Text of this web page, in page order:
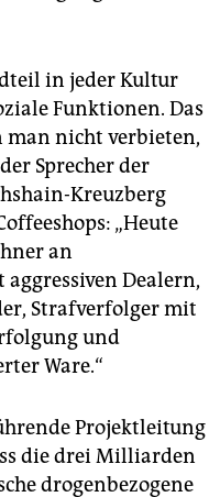
in jeder Kultur
Funktionen. Das
man nicht verbieten,
Sprecher der
Kreuzberg
„Heute
an
Dealern,
Strafverfolger mit
und
Ware.“
Projektleitung
die drei Milliarden
drogenbezogene